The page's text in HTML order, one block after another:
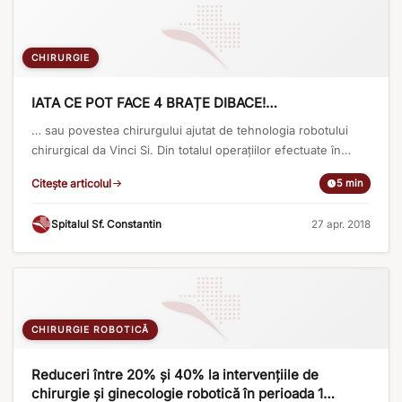
CHIRURGIE
IATA CE POT FACE 4 BRAȚE DIBACE!…
… sau povestea chirurgului ajutat de tehnologia robotului
chirurgical da Vinci Si. Din totalul operațiilor efectuate în
cadrul secțiilor de chirurgie generală și urologie ale Spitalului
Sf. Constantin în anul 2017, aproape 8% dintre pacienti au
fost prelevat rinichiul pentru transplant. Chirurgia asistată de
robot, numită [...]
Citește articolul 5 min
Spitalul Sf. Constantin· 27 apr. 2018
CHIRURGIE ROBOTICĂ
Reduceri între 20% și 40% la intervențiile de
chirurgie și ginecologie robotică în perioada 1